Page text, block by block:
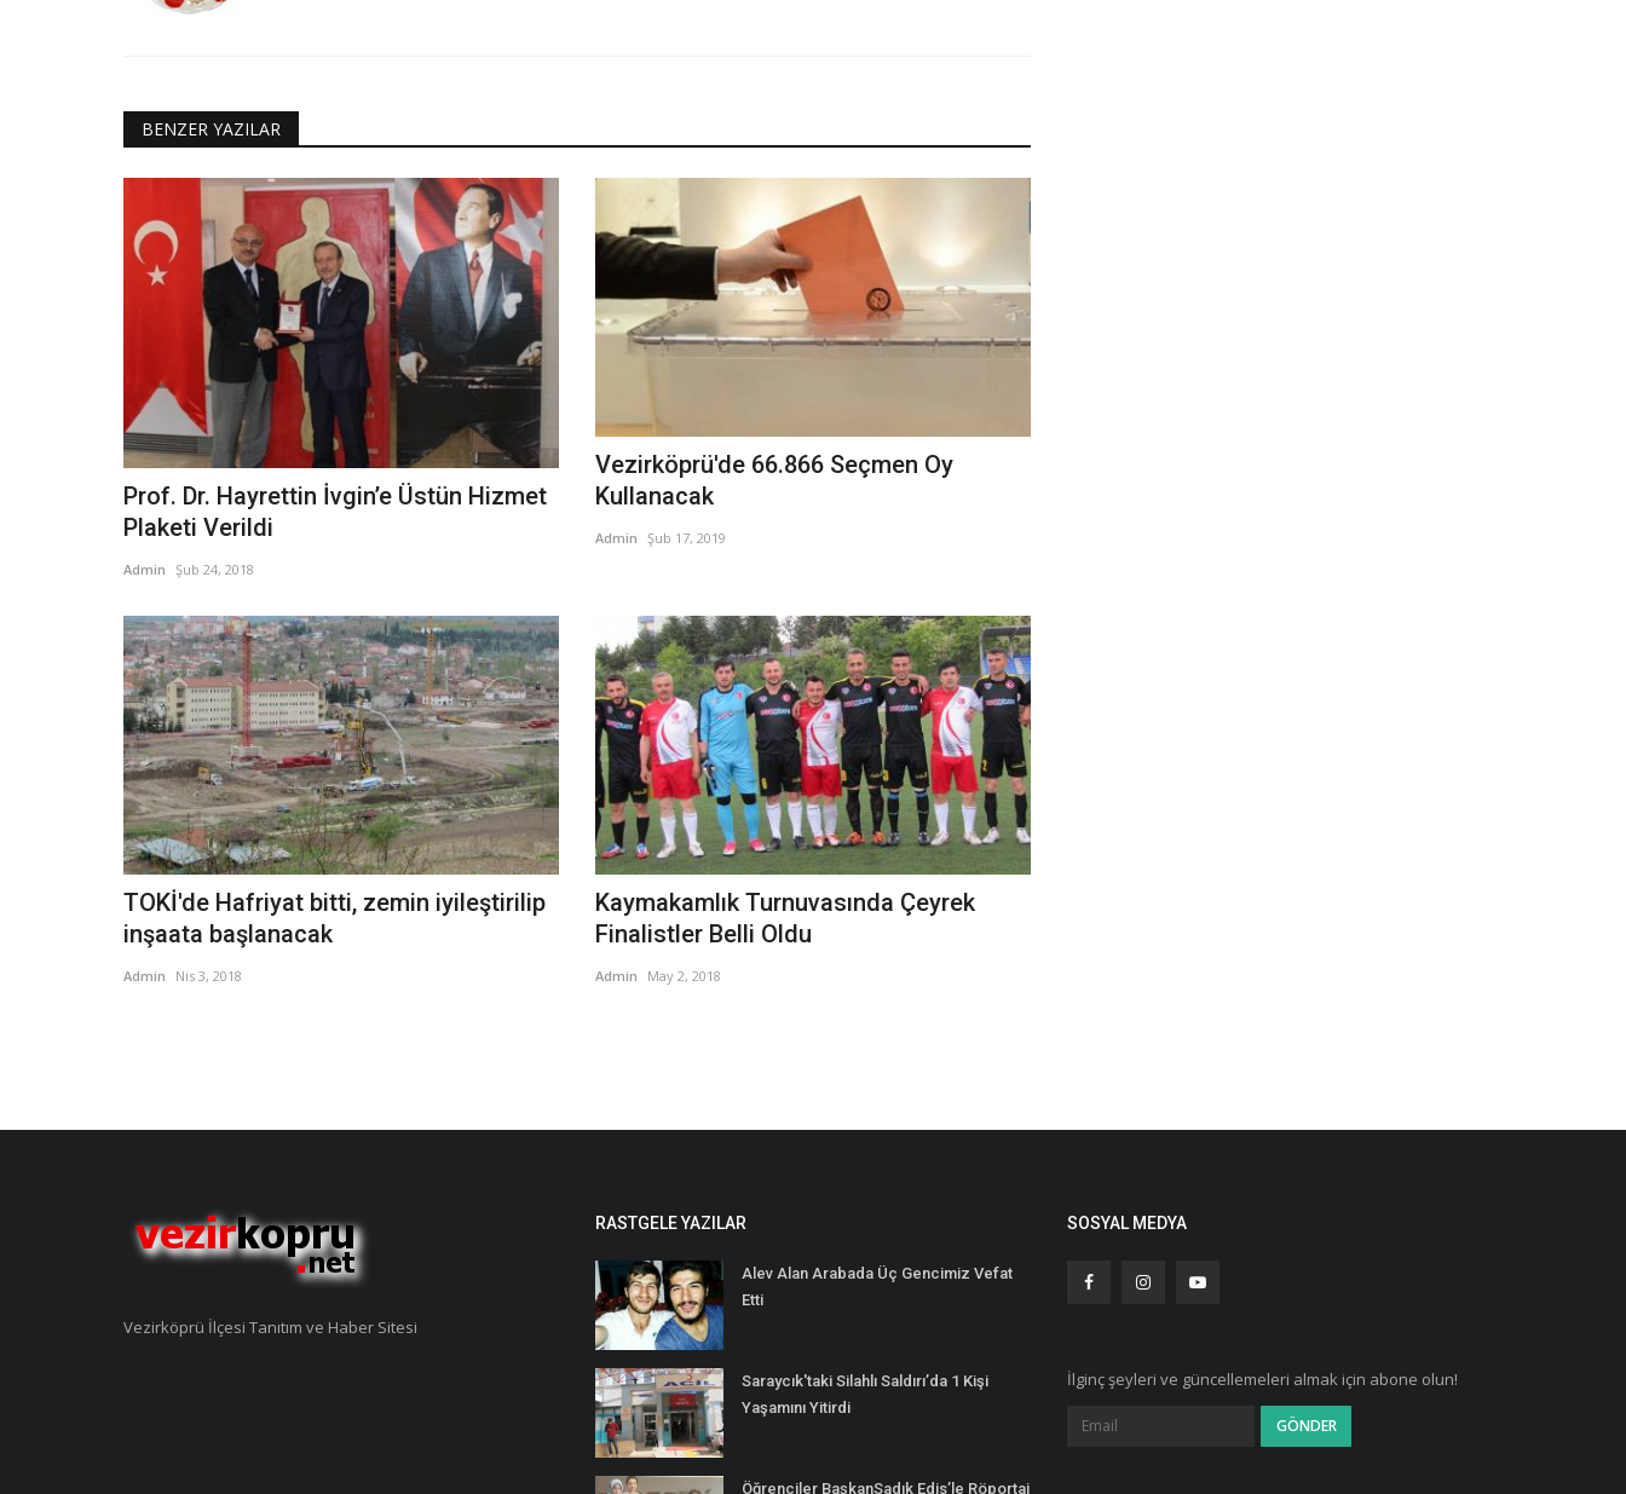
BENZER YAZILAR
Prof. Dr. Hayrettin İvgin’e Üstün Hizmet
Plaketi Verildi
Admin Şub 24, 2018
Vezirköprü'de 66.866 Seçmen Oy
Kullanacak
Admin Şub 17, 2019
TOKİ'de Hafriyat bitti, zemin iyileştirilip
inşaata başlanacak
Admin Nis 3, 2018
Kaymakamlık Turnuvasında Çeyrek
Finalistler Belli Oldu
Admin May 2, 2018
Vezirköprü İlçesi Tanıtım ve Haber Sitesi
RASTGELE YAZILAR
Alev Alan Arabada Üç Gencimiz Vefat
Etti
Saraycık'taki Silahlı Saldırı’da 1 Kişi
Yaşamını Yitirdi
Öğrenciler BaşkanSadık Edis’le Röportaj
SOSYAL MEDYA
İlginç şeyleri ve güncellemeleri almak için abone olun!